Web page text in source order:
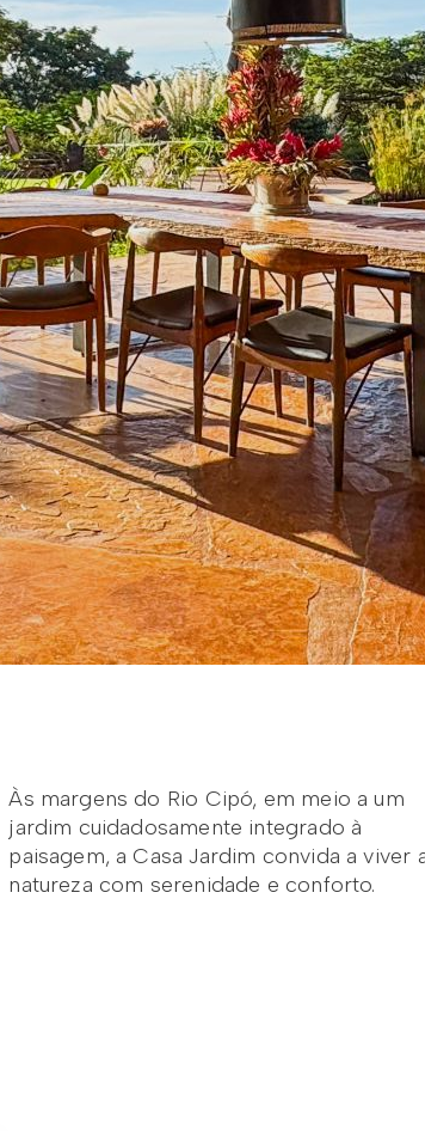
Às margens do Rio Cipó, em meio a um
jardim cuidadosamente integrado à
paisagem, a Casa Jardim convida a viver
natureza com serenidade e conforto.